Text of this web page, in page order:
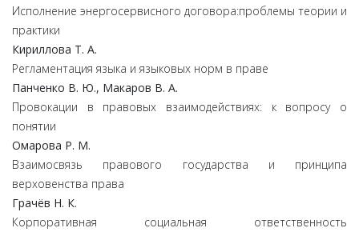
Исполнение энергосервисного договора:проблемы теории и
практики
Кириллова Т. А.
Регламентация языка и языковых норм в праве
Панченко В. Ю., Макаров В. А.
Провокации в правовых взаимодействиях: к вопросу о
понятии
Омарова Р. М.
Взаимосвязь правового государства и принципа
верховенства права
Грачёв Н. К.
Корпоративная социальная ответственность